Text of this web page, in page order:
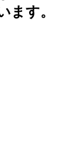
ます。